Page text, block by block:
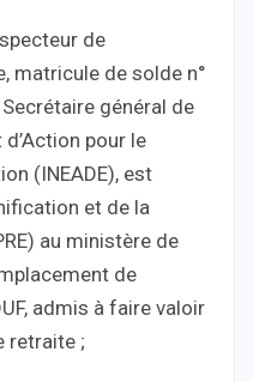
de
matricule de solde n°
général de
d’Action pour le
(INEADE), est
et de la
au ministère de
de
admis à faire valoir
retraite ;